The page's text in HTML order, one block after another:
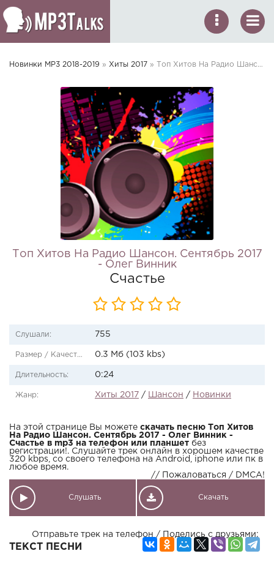
Новинки MP3 2018-2019 » Хиты 2017 » Топ Хитов На Радио Шансон. Сентябрь 2017 - Олег Винник - Счастье
Топ Хитов На Радио Шансон. Сентябрь 2017
- Олег Винник
Счастье
Слушали: 755
Размер / Качество: 0.3 Мб (103 kbs)
Длительность: 0:24
Жанр: Хиты 2017 / Шансон / Новинки
На этой странице Вы можете скачать песню Топ Хитов
На Радио Шансон. Сентябрь 2017 - Олег Винник -
Счастье в mp3 на телефон или планшет без
регистрации!. Слушайте трек онлайн в хорошем качестве
320 kbps, со своего телефона на Android, iphone или пк в
любое время.
// Пожаловаться / DMCA!
Слушать Скачать
Отправьте трек на телефон / Поделись с друзьями:
ТЕКСТ ПЕСНИ